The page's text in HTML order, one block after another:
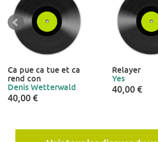
Ca pue ca tue et ca
rend con
Denis Wetterwald
40,00 €
Relayer
Yes
40,00 €